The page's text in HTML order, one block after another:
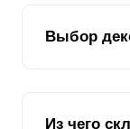
Мы подумали:
ламели
классика?
Выбор
Во всех
Из чего